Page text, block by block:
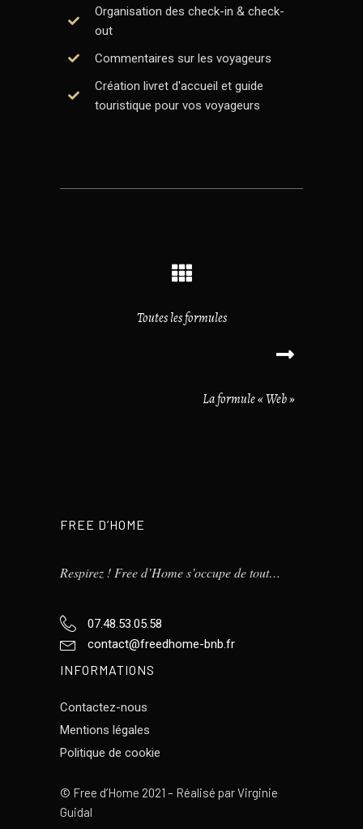
Organisation des check-in & check-
out
Commentaires sur les voyageurs
Création livret d'accueil et guide
touristique pour vos voyageurs
Toutes les formules
La formule « Web »
FREE D’HOME
Respirez ! Free d’Home s’occupe de tout…
07.48.53.05.58
contact@freedhome-bnb.fr
INFORMATIONS
Contactez-nous
Mentions légales
Politique de cookie
© Free d’Home 2021 – Réalisé parVirginie
Guidal